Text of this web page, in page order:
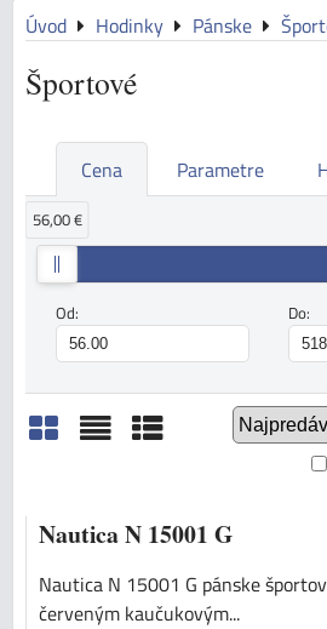
Úvod Hodinky Pánske
Športové
Cena Parametre
Od: Do:
56,00 €
Nautica N 15001 G
Nautica N 15001 G pánske
červeným kaučukovým...